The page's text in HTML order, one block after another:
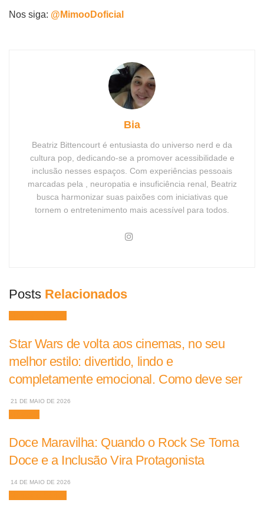
Nos siga: @MimooDoficial
Bia
Beatriz Bittencourt é entusiasta do universo nerd e da
cultura pop, dedicando-se a promover acessibilidade e
inclusão nesses espaços. Com experiências pessoais
marcadas pela , neuropatia e insuficiência renal, Beatriz
busca harmonizar suas paixões com iniciativas que
tornem o entretenimento mais acessível para todos.
Posts Relacionados
Star Wars de volta aos cinemas, no seu
melhor estilo: divertido, lindo e
completamente emocional. Como deve ser
21 DE MAIO DE 2026
Doce Maravilha: Quando o Rock Se Torna
Doce e a Inclusão Vira Protagonista
14 DE MAIO DE 2026